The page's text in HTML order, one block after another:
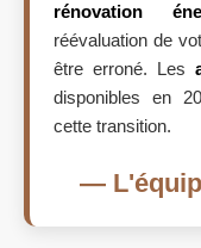
rénovation
réévaluation de
être erroné. Les
disponibles en
cette transition.
—